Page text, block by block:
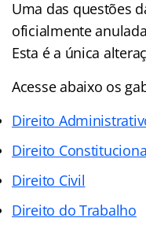
Uma das questões
oficialmente
Esta é a única
Acesse abaixo os
Direito
Direito
Direito Civil
Direito do Trabalho